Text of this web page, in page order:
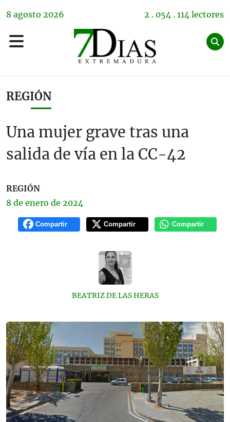
8 agosto 2026 2 . 054 . 114 lectores
REGIÓN
Una mujer grave tras una
salida de vía en la CC-42
REGIÓN
8 de enero de 2024
Compartir Compartir Compartir
BEATRIZ DE LAS HERAS